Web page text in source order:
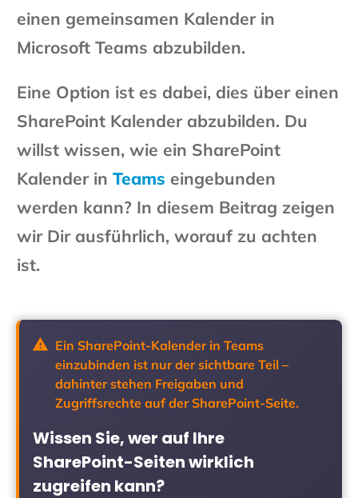
einen gemeinsamen Kalender in
Microsoft Teams abzubilden.
Eine Option ist es dabei, dies über einen
SharePoint Kalender abzubilden. Du
willst wissen, wie ein SharePoint
Kalender in Teams eingebunden
werden kann? In diesem Beitrag zeigen
wir Dir ausführlich, worauf zu achten
ist.
Ein SharePoint-Kalender in Teams
einzubinden ist nur der sichtbare Teil –
dahinter stehen Freigaben und
Zugriffsrechte auf der SharePoint-Seite.
Wissen Sie, wer auf Ihre
SharePoint-Seiten wirklich
zugreifen kann?